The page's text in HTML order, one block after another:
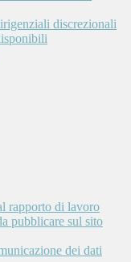
discrezionali
rapporto di lavoro
pubblicare sul sito
dei dati